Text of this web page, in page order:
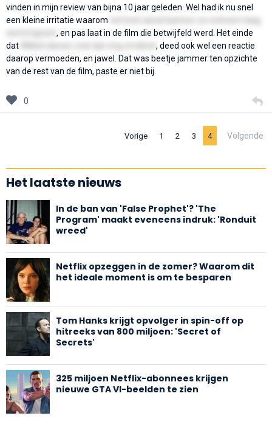
vinden in mijn review van bijna 10 jaar geleden. Wel had ik nu snel
een kleine irritatie waarom
, en pas laat in de film die betwijfeld werd. Het einde
dat
, deed ook wel een reactie
daarop vermoeden, en jawel. Dat was beetje jammer ten opzichte
van de rest van de film, paste er niet bij.
0
Vorige 1 2 3 4 Volgende
Het laatste nieuws
In de ban van 'False Prophet'? 'The
Program' maakt eveneens indruk: 'Ronduit
wreed'
Netflix opzeggen in de zomer? Waarom dit
het ideale moment is om te besparen
Tom Hanks krijgt opvolger in spin-off op
hitreeks van 800 miljoen: 'Secret of
Secrets'
325 miljoen Netflix-abonnees krijgen
nieuwe GTA VI-beelden te zien